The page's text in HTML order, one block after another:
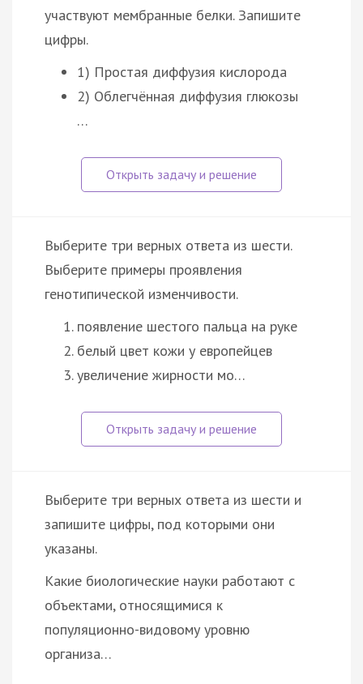
участвуют мембранные белки. Запишите
цифры.
1) Простая диффузия кислорода
2) Облегчённая диффузия глюкозы
…
Выберите три верных ответа из шести.
Выберите примеры проявления
генотипической изменчивости.
появление шестого пальца на руке
белый цвет кожи у европейцев
увеличение жирности мо…
Выберите три верных ответа из шести и
запишите цифры, под которыми они
указаны.
Какие биологические науки работают с
объектами, относящимися к
популяционно-видовому уровню
организа…